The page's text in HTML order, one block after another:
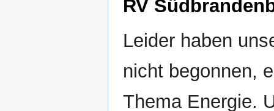
RV
Leider haben
nicht begonnen,
Thema Energie.